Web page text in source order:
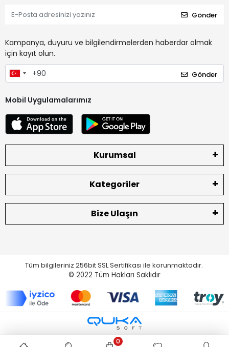
Gönder
Kampanya, duyuru ve bilgilendirmelerden haberdar olmak
için kayıt olun.
Gönder
Mobil Uygulamalarımız
Kurumsal
Kategoriler
Bize Ulaşın
Tüm bilgileriniz 256bit SSL Sertifikası ile korunmaktadır.
© 2022 Tüm Hakları Saklıdır
0